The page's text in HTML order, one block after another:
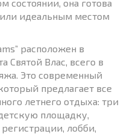
состоянии, она готова
идеальным местом
расположен в
Святой Влас, всего в
Это современный
предлагает все
летнего отдыха: три
площадку,
лобби,